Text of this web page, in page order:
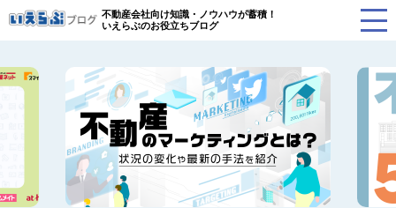
不動産会社向け知識・ノウハウが蓄積！
いえらぶのお役立ちブログ